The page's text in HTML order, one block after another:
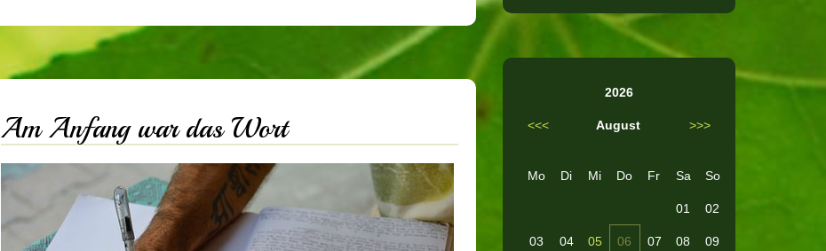
Am Anfang war das Wort
2026
<<< August >>>
Mo Di Mi Do Fr Sa So
01 02
03 04 05 06 07 08 09